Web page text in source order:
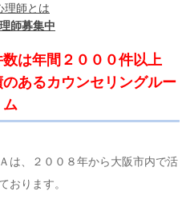
理師とは
師募集中
は年間２０００件以上
あるカウンセリングルー
ム
は、２００８年から大阪市内で活
おります。